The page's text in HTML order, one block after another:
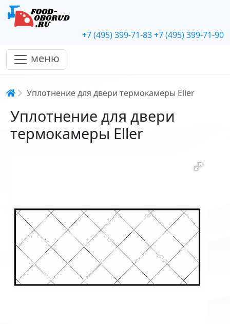
+7 (495) 399-71-83+7 (495) 399-71-90
меню
Строка навигации
Уплотнение для двери термокамеры Eller
Уплотнение для двери
термокамеры Eller